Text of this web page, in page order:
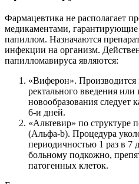
Фармацевтика не располагает
медикаментами,
папиллом. Назначаются
инфекции на организм.
папилломавируса являются:
«Виферон». Производится
ректального введения или
новообразования следует
6-и дней.
«Альтевир» по структуре
(Альфа-b). Процедура
периодичностью 1 раз в 7
больному подкожно,
патогенных клеток.